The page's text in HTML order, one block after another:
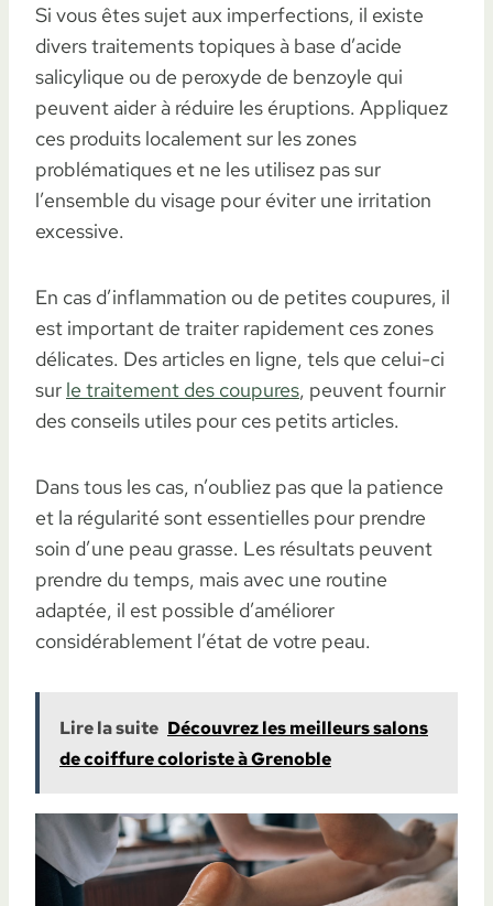
Si vous êtes sujet aux imperfections, il existe
divers traitements topiques à base d’acide
salicylique ou de peroxyde de benzoyle qui
peuvent aider à réduire les éruptions. Appliquez
ces produits localement sur les zones
problématiques et ne les utilisez pas sur
l’ensemble du visage pour éviter une irritation
excessive.
En cas d’inflammation ou de petites coupures, il
est important de traiter rapidement ces zones
délicates. Des articles en ligne, tels que celui-ci
sur le traitement des coupures, peuvent fournir
des conseils utiles pour ces petits articles.
Dans tous les cas, n’oubliez pas que la patience
et la régularité sont essentielles pour prendre
soin d’une peau grasse. Les résultats peuvent
prendre du temps, mais avec une routine
adaptée, il est possible d’améliorer
considérablement l’état de votre peau.
Lire la suite Découvrez les meilleurs salons
de coiffure coloriste à Grenoble